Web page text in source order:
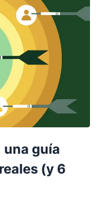
guía
(y 6